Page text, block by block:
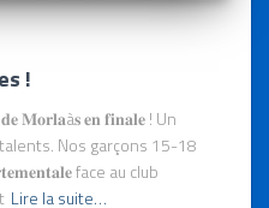
!
𝐌𝐨𝐫𝐥𝐚à𝐬 𝐞𝐧 𝐟𝐢𝐧𝐚𝐥𝐞 ! Un
Nos garçons 15-18
face au club
Lire la suite…